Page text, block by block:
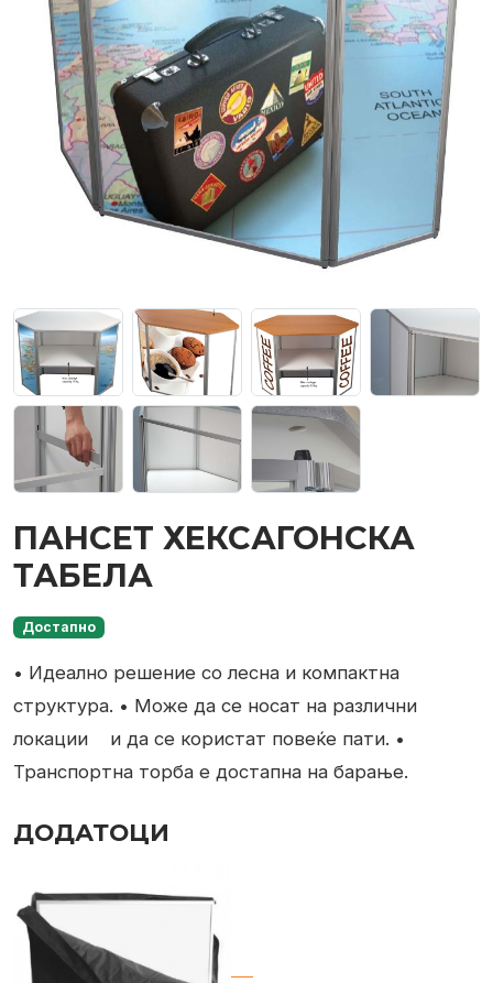
ПАНСЕТ ХЕКСАГОНСКА
ТАБЕЛА
Достапно
• Идеално решение со лесна и компактна
структура. • Може да се носат на различни
локации
и да се користат повеќе пати. •
Транспортна торба е достапна на барање.
ДОДАТОЦИ